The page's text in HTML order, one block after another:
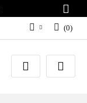
Zaloguj się
Załóż konto
(0)